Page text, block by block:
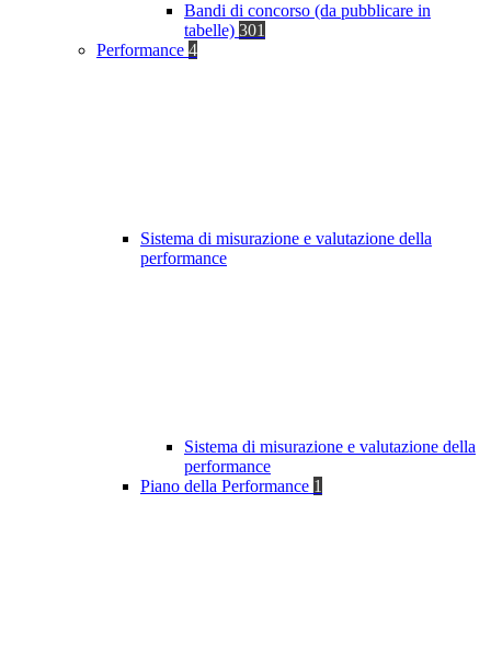
Bandi di concorso (da pubblicare in
tabelle) 301
Performance 4
Sistema di misurazione e valutazione della
performance
Sistema di misurazione e valutazione della
performance
Piano della Performance 1